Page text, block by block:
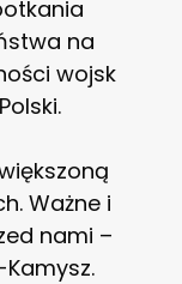
na
wojsk
Ważne i
nami –
Kamysz.